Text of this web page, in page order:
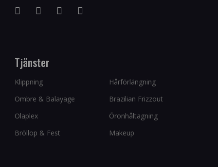
Tjänster
Klippning
Hårförlängning
Ombre & Balayage
Brazilian Frizzout
Olaplex
Öronhåltagning
Bröllop & Fest
Makeup